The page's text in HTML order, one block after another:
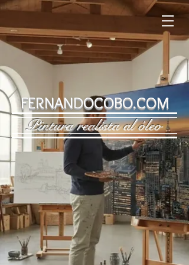
FERNANDOCOBO.COM
Pintura realista al óleo